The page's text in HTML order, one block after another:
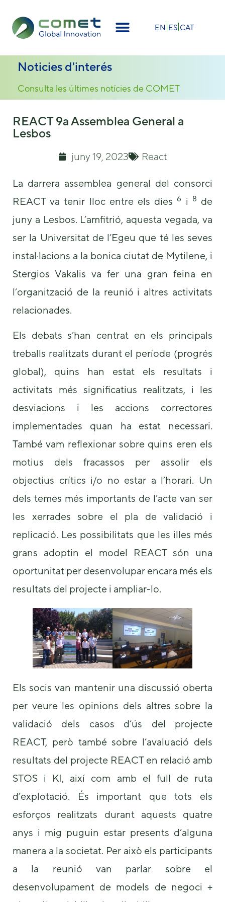
EN ES CAT
Noticies d'interés
Consulta les últimes notícies de COMET
REACT 9a Assemblea General a
Lesbos
juny 19, 2023 React
La darrera assemblea general del consorci
REACT va tenir lloc entre els dies6 i 8 de
juny a Lesbos. L’amfitrió, aquesta vegada, va
ser la Universitat de l’Egeu que té les seves
instal·lacions a la bonica ciutat de Mytilene, i
Stergios Vakalis va fer una gran feina en
l’organització de la reunió i altres activitats
relacionades.
Els debats s’han centrat en els principals
treballs realitzats durant el període (progrés
global), quins han estat els resultats i
activitats més significatius realitzats, i les
desviacions i les accions correctores
implementades quan ha estat necessari.
També vam reflexionar sobre quins eren els
motius dels fracassos per assolir els
objectius crítics i/o no estar a l’horari. Un
dels temes més importants de l’acte van ser
les xerrades sobre el pla de validació i
replicació. Les possibilitats que les illes més
grans adoptin el model REACT són una
oportunitat per desenvolupar encara més els
resultats del projecte i ampliar-lo.
Els socis van mantenir una discussió oberta
per veure les opinions dels altres sobre la
validació dels casos d’ús del projecte
REACT, però també sobre l’avaluació dels
resultats del projecte REACT en relació amb
STOS i KI, així com amb el full de ruta
d’explotació. És important que tots els
esforços realitzats durant aquests quatre
anys i mig puguin estar presents d’alguna
manera a la societat. Per això els participants
a la reunió van parlar sobre el
desenvolupament de models de negoci +
These
not
They are
the website
to function.
In order for
improve the
website's
and
based on
website is
used.
In order for
to perform
as well as
possible
during your
visit. If you
refuse these
some
functionality
will
from the
By sharing
interests and
you visit our
increase the
chance of
personalized
offers.